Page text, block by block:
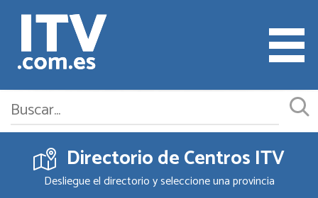
Cita ITV
Cambiar o Anular Cita
Directorio de Centros ITV
Desliegue el directorio y seleccione una provincia